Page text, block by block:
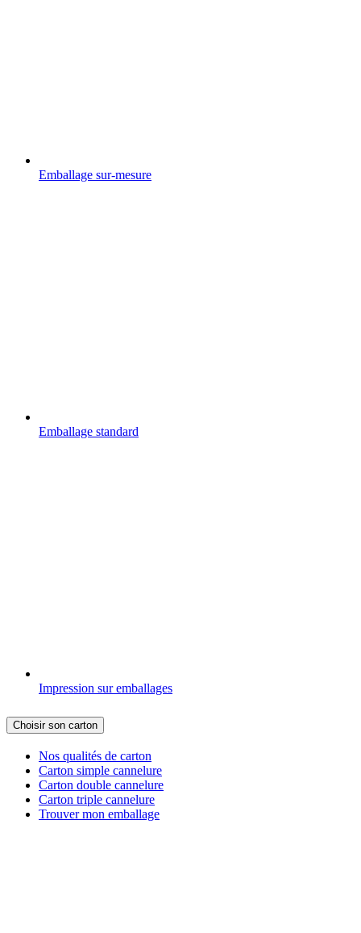
Emballage sur-mesure
Emballage standard
Impression sur emballages
Choisir son carton
Nos qualités de carton
Carton simple cannelure
Carton double cannelure
Carton triple cannelure
Trouver mon emballage